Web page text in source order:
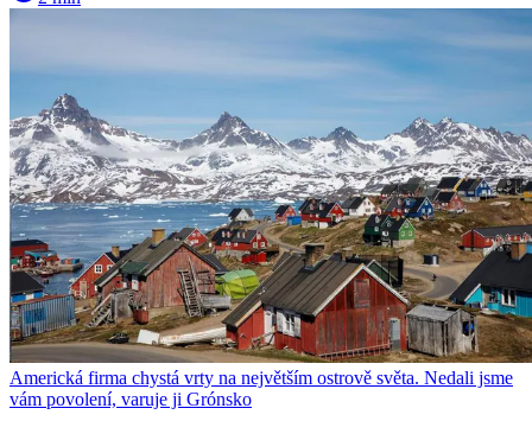
Americká firma chystá vrty na největším ostrově světa. Nedali jsme
vám povolení, varuje ji Grónsko